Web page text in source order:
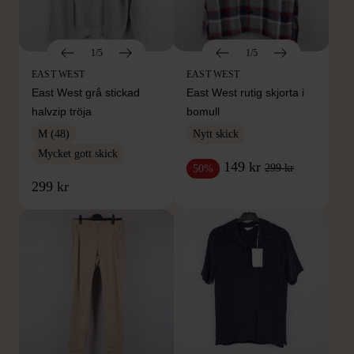
1/5
EAST WEST
East West grå stickad
halvzip tröja
M (48)
Mycket gott skick
299 kr
1/5
EAST WEST
East West rutig skjorta i
bomull
Nytt skick
50% 149 kr 299 kr